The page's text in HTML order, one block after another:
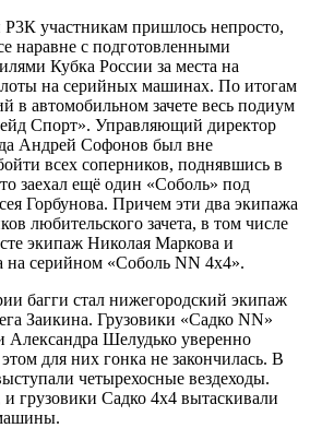
участникам пришлось непросто,
наравне с подготовленными
Кубка России за места на
на серийных машинах. По итогам
в автомобильном зачете весь подиум
Спорт». Управляющий директор
Андрей Софонов был вне
всех соперников, поднявшись в
заехал ещё один «Соболь» под
Горбунова. Причем эти два экипажа
любительского зачета, в том числе
экипаж Николая Маркова и
на серийном «Соболь NN 4х4».
багги стал нижегородский экипаж
Заикина. Грузовики «Садко NN»
Шелудько уверенно
для них гонка не закончилась. В
четырехосные вездеходы.
грузовики Садко 4х4 вытаскивали